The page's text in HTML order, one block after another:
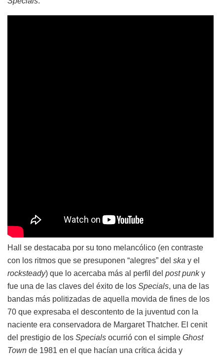
Hall se destacaba por su tono melancólico (en contraste
con los ritmos que se presuponen “alegres” del ska y el
rocksteady) que lo acercaba más al perfil del post punky
fue una de las claves del éxito de los Specials, una de las
bandas más politizadas de aquella movida de fines de los
70 que expresaba el descontento de la juventud con la
naciente era conservadora de Margaret Thatcher. El cenit
del prestigio de los Specials ocurrió con el simple Ghost
Town de 1981 en el que hacían una crítica ácida y